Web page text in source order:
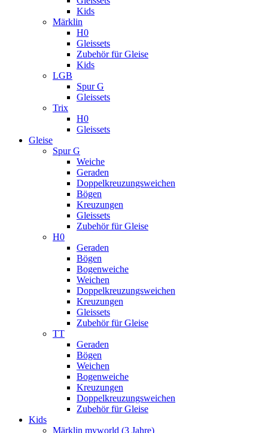
Kids
Märklin
H0
Gleissets
Zubehör für Gleise
Kids
LGB
Spur G
Gleissets
Trix
H0
Gleissets
Gleise
Spur G
Weiche
Geraden
Doppelkreuzungsweichen
Bögen
Kreuzungen
Gleissets
Zubehör für Gleise
H0
Geraden
Bögen
Bogenweiche
Weichen
Doppelkreuzungsweichen
Kreuzungen
Gleissets
Zubehör für Gleise
TT
Geraden
Bögen
Weichen
Bogenweiche
Kreuzungen
Doppelkreuzungsweichen
Zubehör für Gleise
Kids
Märklin myworld (3 Jahre)